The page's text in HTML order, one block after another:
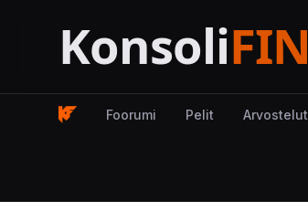
Foorumi Pelit Arvostelut